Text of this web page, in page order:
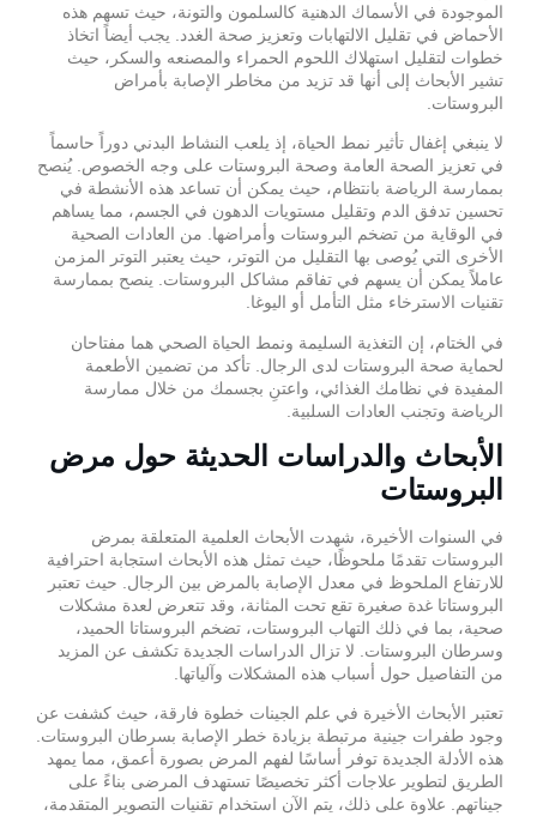
الموجودة في الأسماك الدهنية كالسلمون والتونة، حيث تسهم هذه
الأحماض في تقليل الالتهابات وتعزيز صحة الغدد. يجب أيضاً اتخاذ
خطوات لتقليل استهلاك اللحوم الحمراء والمصنعه والسكر، حيث
تشير الأبحاث إلى أنها قد تزيد من مخاطر الإصابة بأمراض
البروستات.
لا ينبغي إغفال تأثير نمط الحياة، إذ يلعب النشاط البدني دوراً حاسماً
في تعزيز الصحة العامة وصحة البروستات على وجه الخصوص. يُنصح
بممارسة الرياضة بانتظام، حيث يمكن أن تساعد هذه الأنشطة في
تحسين تدفق الدم وتقليل مستويات الدهون في الجسم، مما يساهم
في الوقاية من تضخم البروستات وأمراضها. من العادات الصحية
الأخرى التي يُوصى بها التقليل من التوتر، حيث يعتبر التوتر المزمن
عاملاً يمكن أن يسهم في تفاقم مشاكل البروستات. ينصح بممارسة
تقنيات الاسترخاء مثل التأمل أو اليوغا.
في الختام، إن التغذية السليمة ونمط الحياة الصحي هما مفتاحان
لحماية صحة البروستات لدى الرجال. تأكد من تضمين الأطعمة
المفيدة في نظامك الغذائي، واعتنِ بجسمك من خلال ممارسة
الرياضة وتجنب العادات السلبية.
الأبحاث والدراسات الحديثة حول مرض
البروستات
في السنوات الأخيرة، شهدت الأبحاث العلمية المتعلقة بمرض
البروستات تقدمًا ملحوظًا، حيث تمثل هذه الأبحاث استجابة احترافية
للارتفاع الملحوظ في معدل الإصابة بالمرض بين الرجال. حيث تعتبر
البروستاتا غدة صغيرة تقع تحت المثانة، وقد تتعرض لعدة مشكلات
صحية، بما في ذلك التهاب البروستات، تضخم البروستاتا الحميد،
وسرطان البروستات. لا تزال الدراسات الجديدة تكشف عن المزيد
من التفاصيل حول أسباب هذه المشكلات وآلياتها.
تعتبر الأبحاث الأخيرة في علم الجينات خطوة فارقة، حيث كشفت عن
وجود طفرات جينية مرتبطة بزيادة خطر الإصابة بسرطان البروستات.
هذه الأدلة الجديدة توفر أساسًا لفهم المرض بصورة أعمق، مما يمهد
الطريق لتطوير علاجات أكثر تخصيصًا تستهدف المرضى بناءً على
جيناتهم. علاوة على ذلك، يتم الآن استخدام تقنيات التصوير المتقدمة،